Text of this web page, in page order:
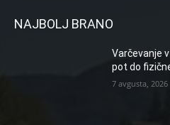
NAJBOLJ BRANO
Varčevanje
pot do
7 avgusta, 2026